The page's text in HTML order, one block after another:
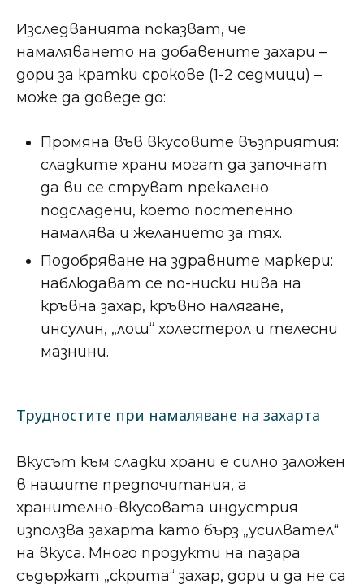
Изследванията показват, че
намаляването на добавените захари –
дори за кратки срокове (1-2 седмици) –
може да доведе до:
Промяна във вкусовите възприятия:
сладките храни могат да започнат
да ви се струват прекалено
подсладени, което постепенно
намалява и желанието за тях.
Подобряване на здравните маркери:
наблюдават се по-ниски нива на
кръвна захар, кръвно налягане,
инсулин, „лош“ холестерол и телесни
мазнини.
Трудностите при намаляване на захарта
Вкусът към сладки храни е силно заложен
в нашите предпочитания, а
хранително-вкусовата индустрия
използва захарта като бърз „усилвател“
на вкуса. Много продукти на пазара
съдържат „скрита“ захар, дори и да не са